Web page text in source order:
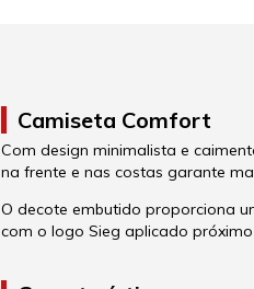
Camiseta Comfort
Com design minimalista e
na frente e nas costas garante
O decote embutido proporciona
com o logo Sieg aplicado